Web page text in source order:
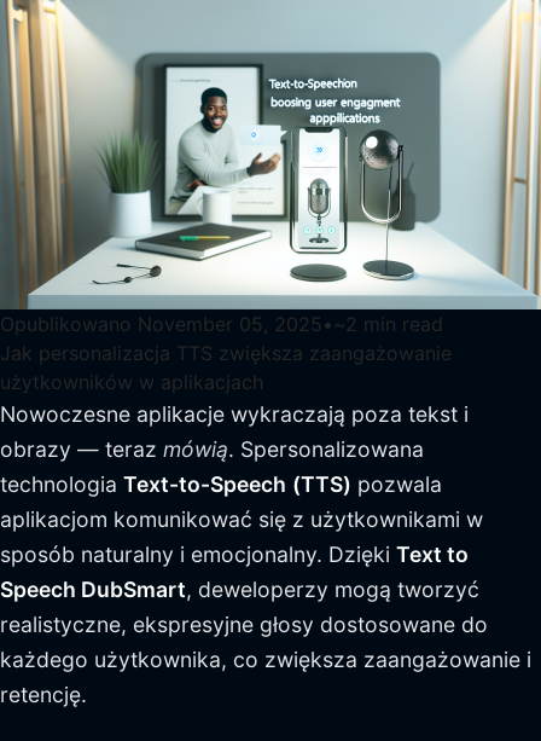
Opublikowano November 05, 2025 • ~2 min read
Jak personalizacja TTS zwiększa zaangażowanie
użytkowników w aplikacjach
Nowoczesne aplikacje wykraczają poza tekst i
obrazy — teraz mówią. Spersonalizowana
technologia Text-to-Speech (TTS) pozwala
aplikacjom komunikować się z użytkownikami w
sposób naturalny i emocjonalny. Dzięki Text to
Speech DubSmart, deweloperzy mogą tworzyć
realistyczne, ekspresyjne głosy dostosowane do
każdego użytkownika, co zwiększa zaangażowanie i
retencję.